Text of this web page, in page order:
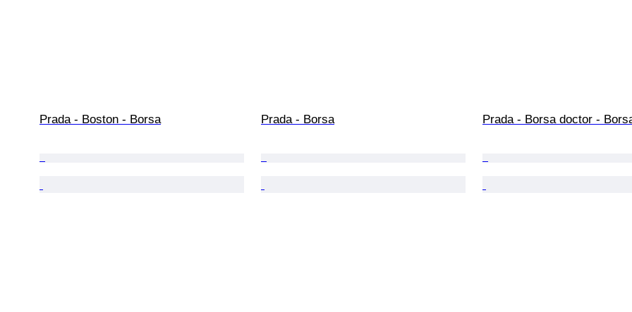
Prada - Boston - Borsa Prada - Borsa Prada - Borsa doctor -